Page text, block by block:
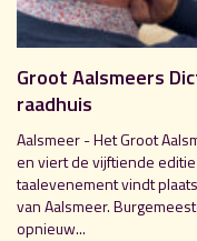
Groot Aalsmeers
raadhuis
Aalsmeer - Het Groot
en viert de vijftiende
taalevenement vindt
van Aalsmeer.
opnieuw...